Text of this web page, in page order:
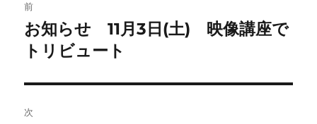
稿
ナ
ビ
ゲ
前
前
の
稿:
お知らせ 11月3日(土) 映像講座で
トリビュート
次